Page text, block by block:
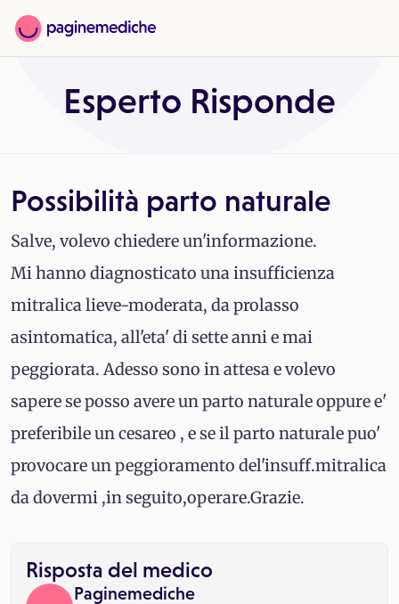
Esperto Risponde
Possibilità parto naturale
Salve, volevo chiedere un'informazione.
Mi hanno diagnosticato una insufficienza
mitralica lieve-moderata, da prolasso
asintomatica, all'eta' di sette anni e mai
peggiorata. Adesso sono in attesa e volevo
sapere se posso avere un parto naturale oppure e'
preferibile un cesareo , e se il parto naturale puo'
provocare un peggioramento del'insuff.mitralica
da dovermi ,in seguito,operare.Grazie.
Risposta del medico
Paginemediche